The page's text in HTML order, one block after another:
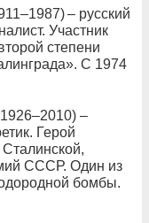
– русский
Участник
степени
С 1974
–
Герой
СССР. Один из
бомбы.